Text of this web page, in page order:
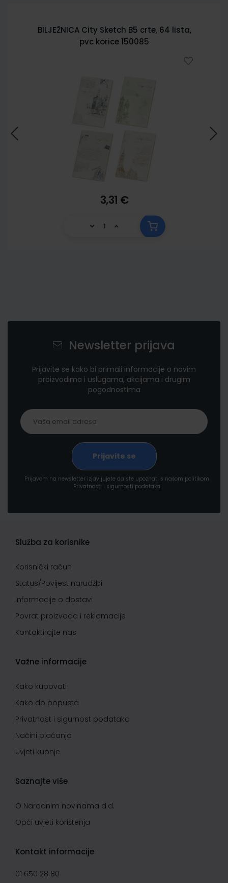
BILJEŽNICA City Sketch B5 crte, 64 lista,
pvc korice 150085
3,31 €
Newsletter prijava
Prijavite se kako bi primali informacije o novim
proizvodima i uslugama, akcijama i drugim
pogodnostima
Prijavom na newsletter izjavljujete da ste upoznati s našom politikom
Privatnosti i sigurnosti podataka
Služba za korisnike
Korisnički račun
Status/Povijest narudžbi
Informacije o dostavi
Povrat proizvoda i reklamacije
Kontaktirajte nas
Važne informacije
Kako kupovati
Kako do popusta
Privatnost i sigurnost podataka
Načini plaćanja
Uvjeti kupnje
Saznajte više
O Narodnim novinama d.d.
Opći uvjeti korištenja
Kontakt informacije
01 650 28 80